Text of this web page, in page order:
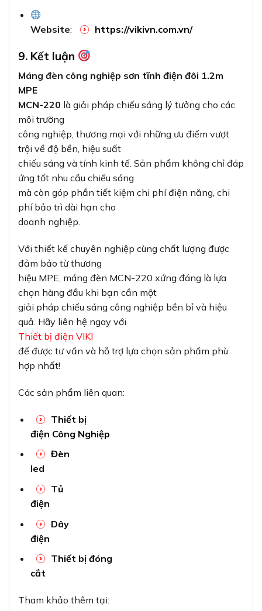
Website: https://vikivn.com.vn/
9. Kết luận
Máng đèn công nghiệp sơn tĩnh điện đôi 1.2m
MPE
MCN-220 là giải pháp chiếu sáng lý tưởng cho các
môi trường
công nghiệp, thương mại với những ưu điểm vượt
trội về độ bền, hiệu suất
chiếu sáng và tính kinh tế. Sản phẩm không chỉ đáp
ứng tốt nhu cầu chiếu sáng
mà còn góp phần tiết kiệm chi phí điện năng, chi
phí bảo trì dài hạn cho
doanh nghiệp.
Với thiết kế chuyên nghiệp cùng chất lượng được
đảm bảo từ thương
hiệu MPE, máng đèn MCN-220 xứng đáng là lựa
chọn hàng đầu khi bạn cần một
giải pháp chiếu sáng công nghiệp bền bỉ và hiệu
quả. Hãy liên hệ ngay với
Thiết bị điện VIKI
để được tư vấn và hỗ trợ lựa chọn sản phẩm phù
hợp nhất!
Các sản phẩm liên quan:
Thiết bị
điện Công Nghiệp
Đèn
led
Tủ
điện
Dây
điện
Thiết bị đóng
cắt
Tham khảo thêm tại: